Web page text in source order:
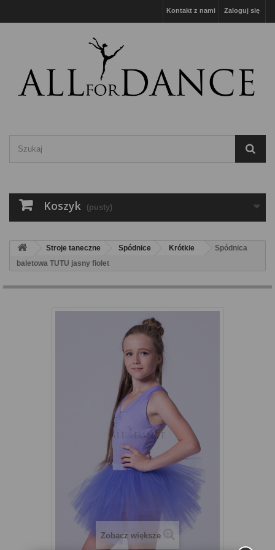
Zaloguj się
Kontakt z nami
Koszyk (pusty)
Stroje taneczne Spódnice Krótkie
Spódnica
baletowa TUTU jasny fiolet
Zobacz większe